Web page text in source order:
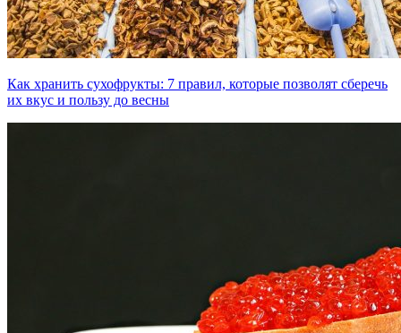
Как хранить сухофрукты: 7 правил, которые позволят сберечь
их вкус и пользу до весны